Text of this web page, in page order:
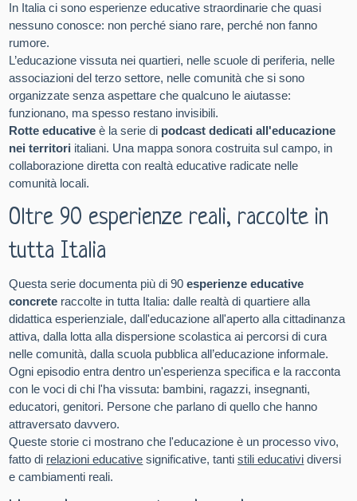
In Italia ci sono esperienze educative straordinarie che quasi
nessuno conosce: non perché siano rare, perché non fanno
rumore.
L’educazione vissuta nei quartieri, nelle scuole di periferia, nelle
associazioni del terzo settore, nelle comunità che si sono
organizzate senza aspettare che qualcuno le aiutasse:
funzionano, ma spesso restano invisibili.
Rotte educative è la serie di podcast dedicati all'educazione
nei territori italiani. Una mappa sonora costruita sul campo, in
collaborazione diretta con realtà educative radicate nelle
comunità locali.
Oltre 90 esperienze reali, raccolte in
tutta Italia
Questa serie documenta più di 90esperienze educative
concrete raccolte in tutta Italia: dalle realtà di quartiere alla
didattica esperienziale, dall'educazione all'aperto alla cittadinanza
attiva, dalla lotta alla dispersione scolastica ai percorsi di cura
nelle comunità, dalla scuola pubblica all’educazione informale.
Ogni episodio entra dentro un'esperienza specifica e la racconta
con le voci di chi l'ha vissuta: bambini, ragazzi, insegnanti,
educatori, genitori. Persone che parlano di quello che hanno
attraversato davvero.
Queste storie ci mostrano che l'educazione è un processo vivo,
fatto di relazioni educative significative, tantistili educativi diversi
e cambiamenti reali.